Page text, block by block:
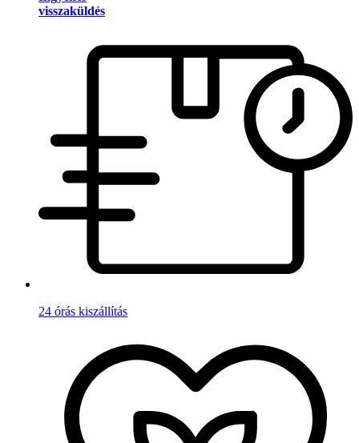
visszaküldés
24 órás kiszállítás